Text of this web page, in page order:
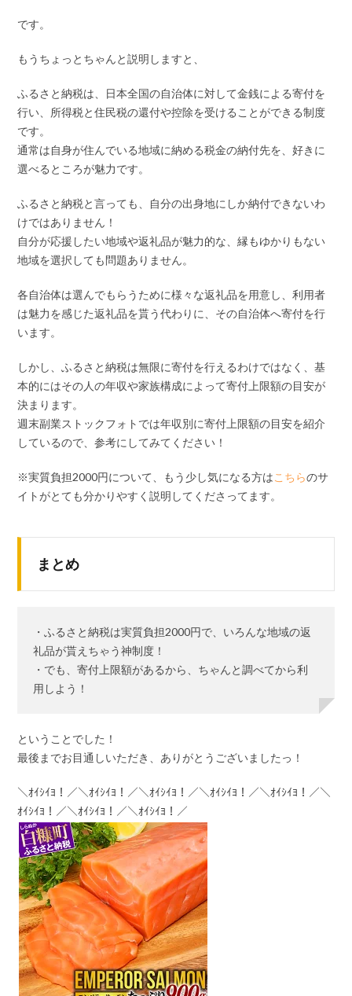
です。
もうちょっとちゃんと説明しますと、
ふるさと納税は、日本全国の自治体に対して金銭による寄付を
行い、所得税と住民税の還付や控除を受けることができる制度
です。
通常は自身が住んでいる地域に納める税金の納付先を、好きに
選べるところが魅力です。
ふるさと納税と言っても、自分の出身地にしか納付できないわ
けではありません！
自分が応援したい地域や返礼品が魅力的な、縁もゆかりもない
地域を選択しても問題ありません。
各自治体は選んでもらうために様々な返礼品を用意し、利用者
は魅力を感じた返礼品を貰う代わりに、その自治体へ寄付を行
います。
しかし、ふるさと納税は無限に寄付を行えるわけではなく、基
本的にはその人の年収や家族構成によって寄付上限額の目安が
決まります。
週末副業ストックフォトでは年収別に寄付上限額の目安を紹介
しているので、参考にしてみてください！
※実質負担2000円について、もう少し気になる方はこちらのサ
イトがとても分かりやすく説明してくださってます。
まとめ
・ふるさと納税は実質負担2000円で、いろんな地域の返
礼品が貰えちゃう神制度！
・でも、寄付上限額があるから、ちゃんと調べてから利
用しよう！
ということでした！
最後までお目通しいただき、ありがとうございましたっ！
＼ｵｲｼｲﾖ！／＼ｵｲｼｲﾖ！／＼ｵｲｼｲﾖ！／＼ｵｲｼｲﾖ！／＼ｵｲｼｲﾖ！／＼
ｵｲｼｲﾖ！／＼ｵｲｼｲﾖ！／＼ｵｲｼｲﾖ！／